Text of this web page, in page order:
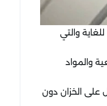
والتي
والمواد
على الخزان دون